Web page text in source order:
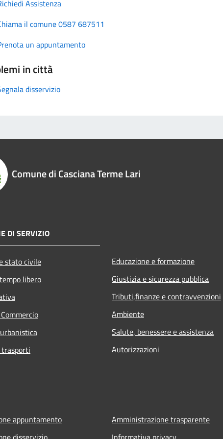
Assistenza
il comune 0587 687511
un appuntamento
in città
disservizio
Comune di Casciana Terme Lari
DI SERVIZIO
stato civile
libero
Educazione e formazione
Giustizia e sicurezza pubblica
Tributi,finanze e contravvenzioni
Ambiente
Salute, benessere e assistenza
Autorizzazioni
appuntamento
Amministrazione trasparente